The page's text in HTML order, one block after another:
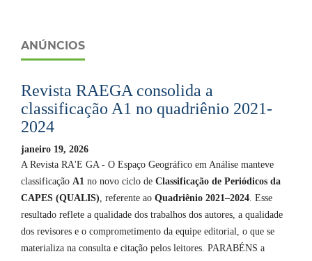
ANÚNCIOS
Revista RAEGA consolida a
classificação A1 no quadriênio 2021-
2024
janeiro 19, 2026
A Revista RA'E GA - O Espaço Geográfico em Análise manteve
classificação A1 no novo ciclo de Classificação de Periódicos da
CAPES (QUALIS) , referente ao Quadriênio 2021–2024 . Esse
resultado reflete a qualidade dos trabalhos dos autores, a qualidade
dos revisores e o comprometimento da equipe editorial, o que se
materializa na consulta e citação pelos leitores. PARABÉNS a